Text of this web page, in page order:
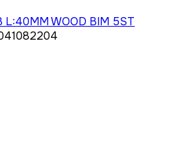
L:40MM WOOD BIM 5ST
1082204